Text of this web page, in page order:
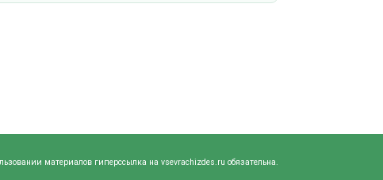
материалов гиперссылка на vsevrachizdes.ru обязательна.